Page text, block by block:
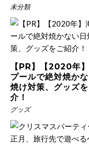
未分類
【PR】【2020年】
プールで絶対焼か
焼け対策、グッズ
介！
グッズ